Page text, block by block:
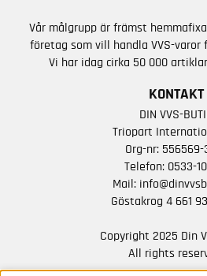
Vår målgrupp är främst
företag som vill handla VVS-varor
Vi har idag cirka 50 000
KONTAKT
DIN VVS-
Triopart
Org-nr: 556569-
Telefon: 0533-
Mail:
Göstakrog 4 661
Copyright 2025 Din
All rights